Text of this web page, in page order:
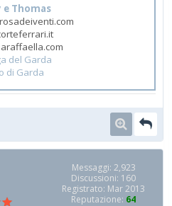
e Thomas
del Garda
di Garda
Messaggi: 2,923
Discussioni: 160
Registrato: Mar 2013
Reputazione: 64